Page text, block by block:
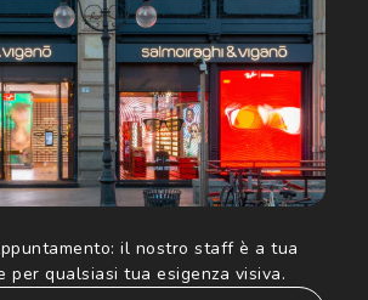
il nostro staff è a tua
per qualsiasi tua esigenza visiva.